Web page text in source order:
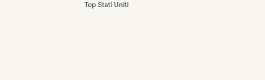
Top Stati Uniti